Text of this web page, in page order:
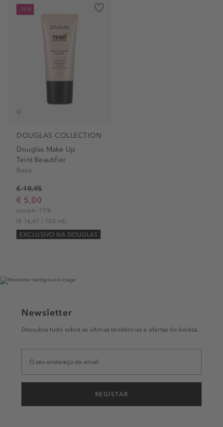
-75%
DOUGLAS COLLECTION
Douglas Make Up
Teint Beautifier
Base
€ 19,95
€ 5,00
poupe -75%
(€ 16,67 / 100 ml)
EXCLUSIVO NA DOUGLAS
Newsletter
Descubra tudo sobre as últimas tendências e ofertas de beleza.
REGISTAR